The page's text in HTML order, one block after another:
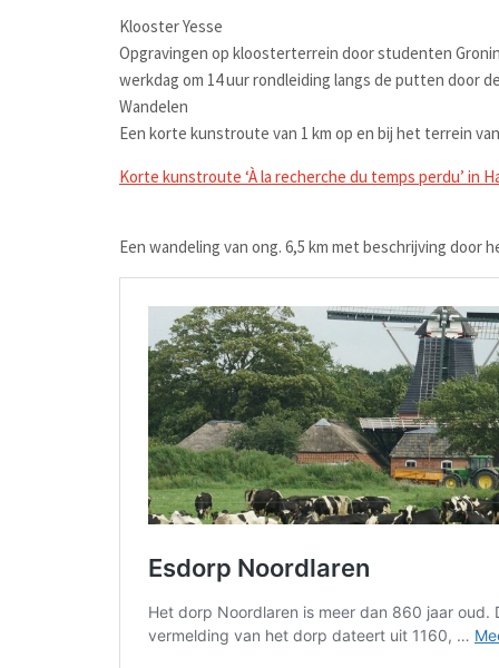
Klooster Yesse
Opgravingen op kloosterterrein door studenten
werkdag om 14 uur rondleiding langs de putten door
Wandelen
Een korte kunstroute van 1 km op en bij het terrein
Korte kunstroute ‘À la recherche du temps perdu’ in
Een wandeling van ong. 6,5 km met beschrijving door